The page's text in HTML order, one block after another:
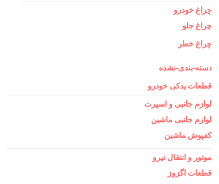
چراغ خودرو
چراغ جلو
چراغ خطر
دسته-بندی-نشده
قطعات یدکی خودرو
لوازم جانبی و اسپرت
لوازم جانبی ماشین
کفپوش ماشین
موتور و انتقال نیرو
قطعات اگزوز